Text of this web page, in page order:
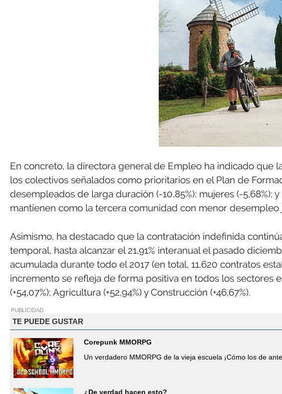
En concreto, la directora general de Empleo ha indicado que
los colectivos señalados como prioritarios en el Plan de
desempleados de larga duración (-10,85%); mujeres (-5,68%);
mantienen como la tercera comunidad con menor desempleo
Asimismo, ha destacado que la contratación indefinida
temporal, hasta alcanzar el 21,91% interanual el pasado
acumulada durante todo el 2017 (en total, 11.620 contratos
incremento se refleja de forma positiva en todos los sectores
(+54,07%); Agricultura (+52,94%) y Construcción (+46,67%).
PUBLICIDAD
TE PUEDE GUSTAR
Corepunk MMORPG
Un verdadero MMORPG de la vieja escuela ¡Cómo los de
¿De verdad hacen esto?